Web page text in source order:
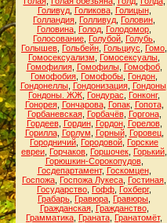
Голивуд, Голикова, Голицын,
Голландия Голливуд Головин
Головина Голод Голодомор
Голосование Голубой Голубь
Голышев Гольбейн Гольциус Гомо
Гомосексуализм
Гомосексуалы
Гомофилия, Гомофилы, Гомофоб,
Гомофобия Гомофобы Гондон
Гондонеллы, Гондонизация, Гондоны,
Гондоны. ЖЖ Гондурас Гонконг,
Гонорея, Гончарова, Гопак, Гопота,
Горбаневская, Горбачёв, Горгона,
Гордеев, Гордин, Гордон, Горелов,
Горилла, Горлум Горный, Горовец,
Городничий Городовой Горские
евреи Горчаков Горшочек Горький
Горюшкин-Сорокопудов,
Госдепартамент, Госкомцен,
Госпожа Госпожа Лукеса Гостиная
Государство Гофф Гохберг,
Грабарь Гравюра Гравюры
Гражданская, Гражданство,
Грамматика Граната Гранатомёт,